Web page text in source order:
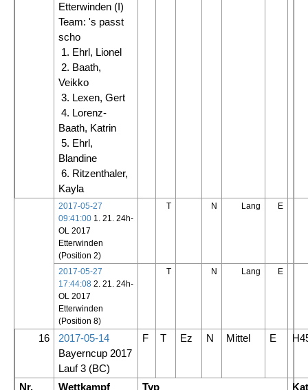
Etterwinden (I)
Team: 's passt
scho
1. Ehrl, Lionel
2. Baath,
Veikko
3. Lexen, Gert
4. Lorenz-
Baath, Katrin
5. Ehrl,
Blandine
6. Ritzenthaler,
Kayla
2017-05-27
09:41:00 1. 21. 24h-
OL 2017
Etterwinden
(Position 2)
T N Lang E
2017-05-27
17:44:08 2. 21. 24h-
OL 2017
Etterwinden
(Position 8)
T N Lang E
16
2017-05-14
Bayerncup 2017
Lauf 3 (BC)
F T Ez N Mittel E
Nr. Wettkampf Typ